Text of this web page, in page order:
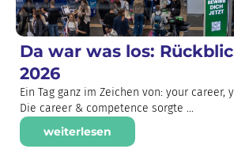
Da war was los:
2026
Ein Tag ganz im Zeichen von: your career,
Die career & competence sorgte ...
weiterlesen